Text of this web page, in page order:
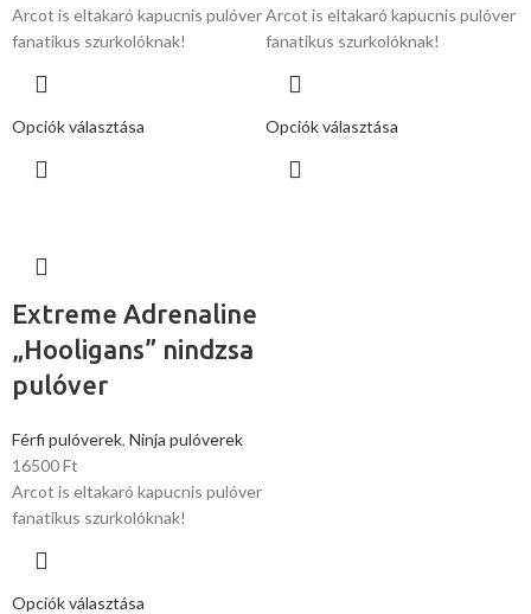
Arcot is eltakaró kapucnis pulóver
fanatikus szurkolóknak!
Opciók választása
Arcot is eltakaró kapucnis pulóver
fanatikus szurkolóknak!
Opciók választása
Extreme Adrenaline
„Hooligans” nindzsa
pulóver
Férfi pulóverek, Ninja pulóverek
16500Ft
Arcot is eltakaró kapucnis pulóver
fanatikus szurkolóknak!
Opciók választása